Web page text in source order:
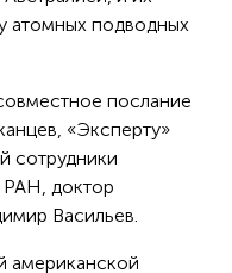
атомных подводных
послание
«Эксперту»
сотрудники
доктор
Васильев.
американской